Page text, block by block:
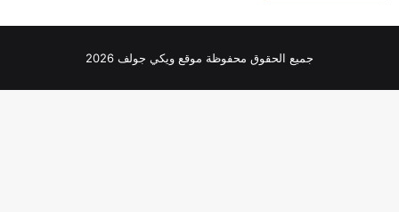
جميع الحقوق محفوظة موقع ويكي جولف 2026